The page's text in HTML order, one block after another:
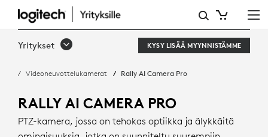
RALLY
AI
PRO
ÄLYKKÄÄLLÄ
RAJAUKSELLA
Yritykset KYSY LISÄÄ MYYNNISTÄMME
Videoneuvottelukamerat Rally AI Camera Pro
RALLY AI CAMERA PRO
PTZ-kamera, jossa on tehokas optiikka ja älykkäitä